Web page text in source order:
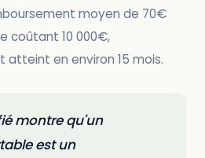
moyen de 70€
coûtant 10 000€,
en environ 15 mois.
montre qu'un
est un